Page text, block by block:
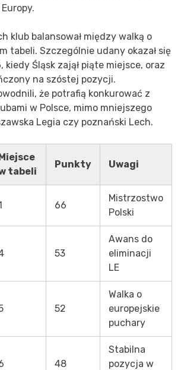
klub balansował między walką o
tabeli. Szczególnie udany okazał się
kiedy Śląsk zajął piąte miejsce, oraz
na szóstej pozycji.
że potrafią konkurować z
w Polsce, mimo mniejszego
Legia czy poznański Lech.
tabeli
Punkty Uwagi
66
Mistrzostwo
Polski
53
Awans do
eliminacji
LE
52
Walka o
europejskie
puchary
48
Stabilna
pozycja w